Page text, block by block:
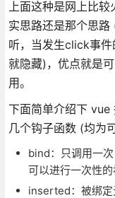
上面这种是网上比
实思路还是那个思
听，当发生click事
就隐藏)，优点就是
用。
下面简单介绍下 vue
几个钩子函数 (均为
bind：只调用一
可以进行一次性的
inserted：被绑定